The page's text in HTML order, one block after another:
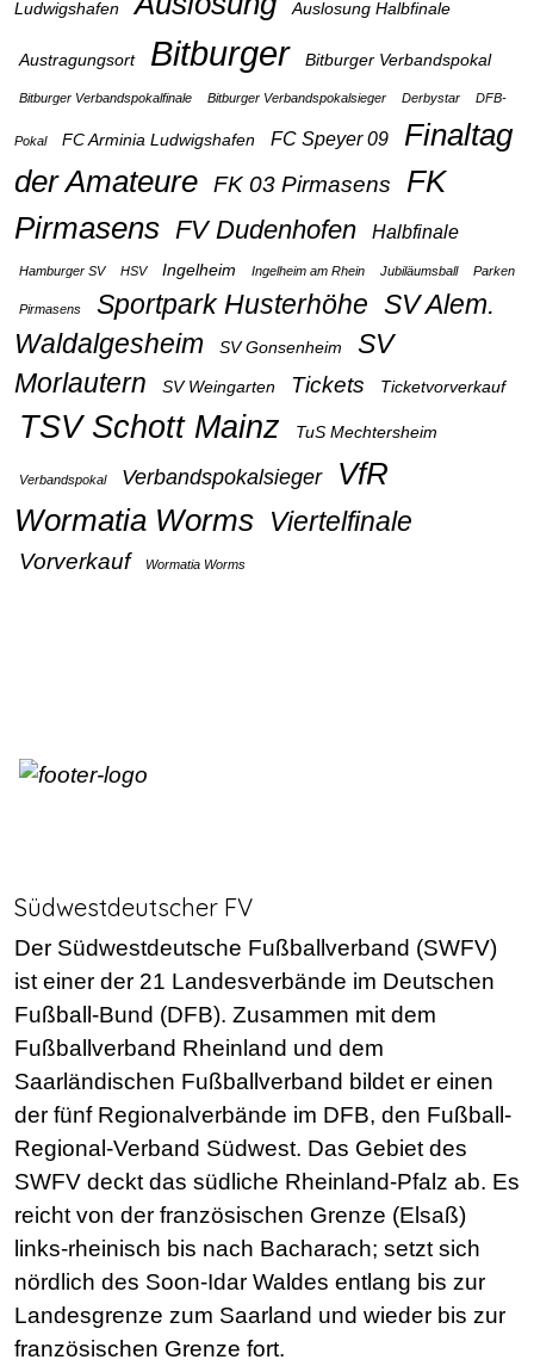
Ludwigshafen Auslosung Halbfinale
Austragungsort Bitburger Bitburger Verbandspokal
Bitburger Verbandspokalfinale Bitburger Verbandspokalsieger Derbystar DFB-
Pokal FC Arminia Ludwigshafen FC Speyer 09
Finaltag
der Amateure FK 03 Pirmasens
FK
Pirmasens FV Dudenhofen Halbfinale
Hamburger SV HSV Ingelheim Ingelheim am Rhein Jubiläumsball Parken
Pirmasens Sportpark Husterhöhe SV Alem.
Waldalgesheim
SV Gonsenheim
SV
Morlautern
SV Weingarten Tickets Ticketvorverkauf
TSV Schott Mainz TuS Mechtersheim
Verbandspokal Verbandspokalsieger
VfR
Wormatia Worms Viertelfinale
Vorverkauf Wormatia Worms
Südwestdeutscher FV
Der Südwestdeutsche Fußballverband (SWFV)
ist einer der 21 Landesverbände im Deutschen
Fußball-Bund (DFB). Zusammen mit dem
Fußballverband Rheinland und dem
Saarländischen Fußballverband bildet er einen
der fünf Regionalverbände im DFB, den Fußball-
Regional-Verband Südwest. Das Gebiet des
SWFV deckt das südliche Rheinland-Pfalz ab. Es
reicht von der französischen Grenze (Elsaß)
links-rheinisch bis nach Bacharach; setzt sich
nördlich des Soon-Idar Waldes entlang bis zur
Landesgrenze zum Saarland und wieder bis zur
französischen Grenze fort.